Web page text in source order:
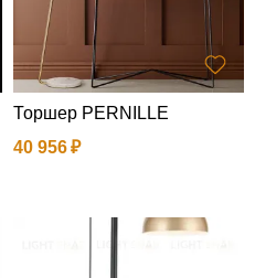
Торшер PERNILLE
40 956